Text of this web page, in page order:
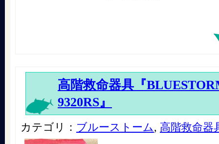
高階救命器具『
9320RS』
カテゴリ： ブルーストーム, 高階救命器